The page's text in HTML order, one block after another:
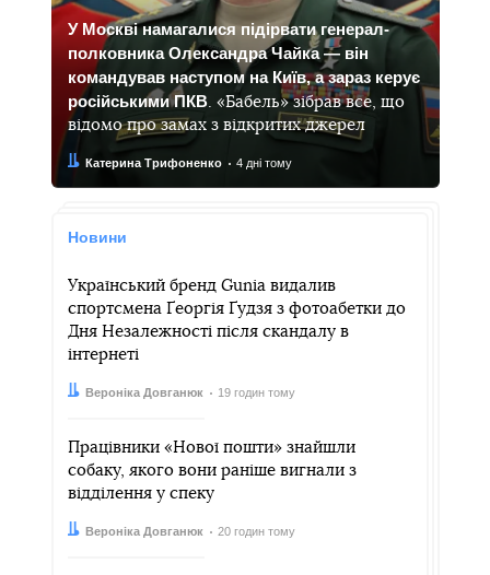
У Москві намагалися підірвати генерал-
полковника Олександра Чайка — він
командував наступом на Київ, а зараз керує
російськими ПКВ. «Бабель» зібрав все, що
відомо про замах з відкритих джерел
Автор:
Катерина Трифоненко
Дата: 4 дні тому
Новини
Український бренд Gunia видалив
спортсмена Ґеоргія Ґудзя з фотоабетки до
Дня Незалежності після скандалу в
інтернеті
Автор:
Вероніка Довганюк
Дата: 19 годин тому
Працівники «Нової пошти» знайшли
собаку, якого вони раніше вигнали з
відділення у спеку
Автор:
Вероніка Довганюк
Дата: 20 годин тому